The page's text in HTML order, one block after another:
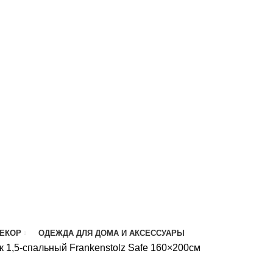
ОДЕЖДА ДЛЯ ДОМА И АКСЕССУАРЫ
1,5-спальный Frankenstolz Safe 160×200см